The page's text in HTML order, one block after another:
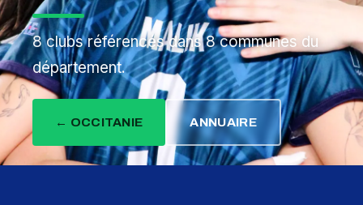
8 clubs référencés dans 8 communes du
département.
← OCCITANIE ANNUAIRE